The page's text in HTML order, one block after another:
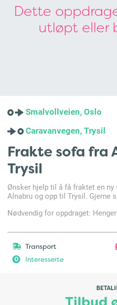
Dette
utløpt eller
Smalvollveien, Oslo
Caravanvegen, Trysil
Frakte sofa fra
Trysil
Ønsker hjelp til å få fraktet en ny
Alnabru og opp til Trysil. Gjerne
Nødvendig for oppdraget:
Transport
0 Interesserte